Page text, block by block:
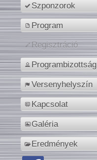
Szponzorok
Program
Regisztráció
Programbizottság
Versenyhelyszín
Kapcsolat
Galéria
Eredmények